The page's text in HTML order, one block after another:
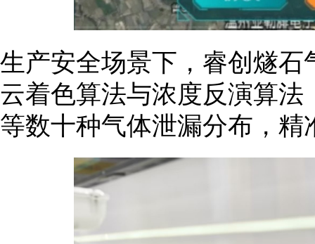
生产安全场景下，睿创燧
云着色算法与浓度反演算
等数十种气体泄漏分布，精